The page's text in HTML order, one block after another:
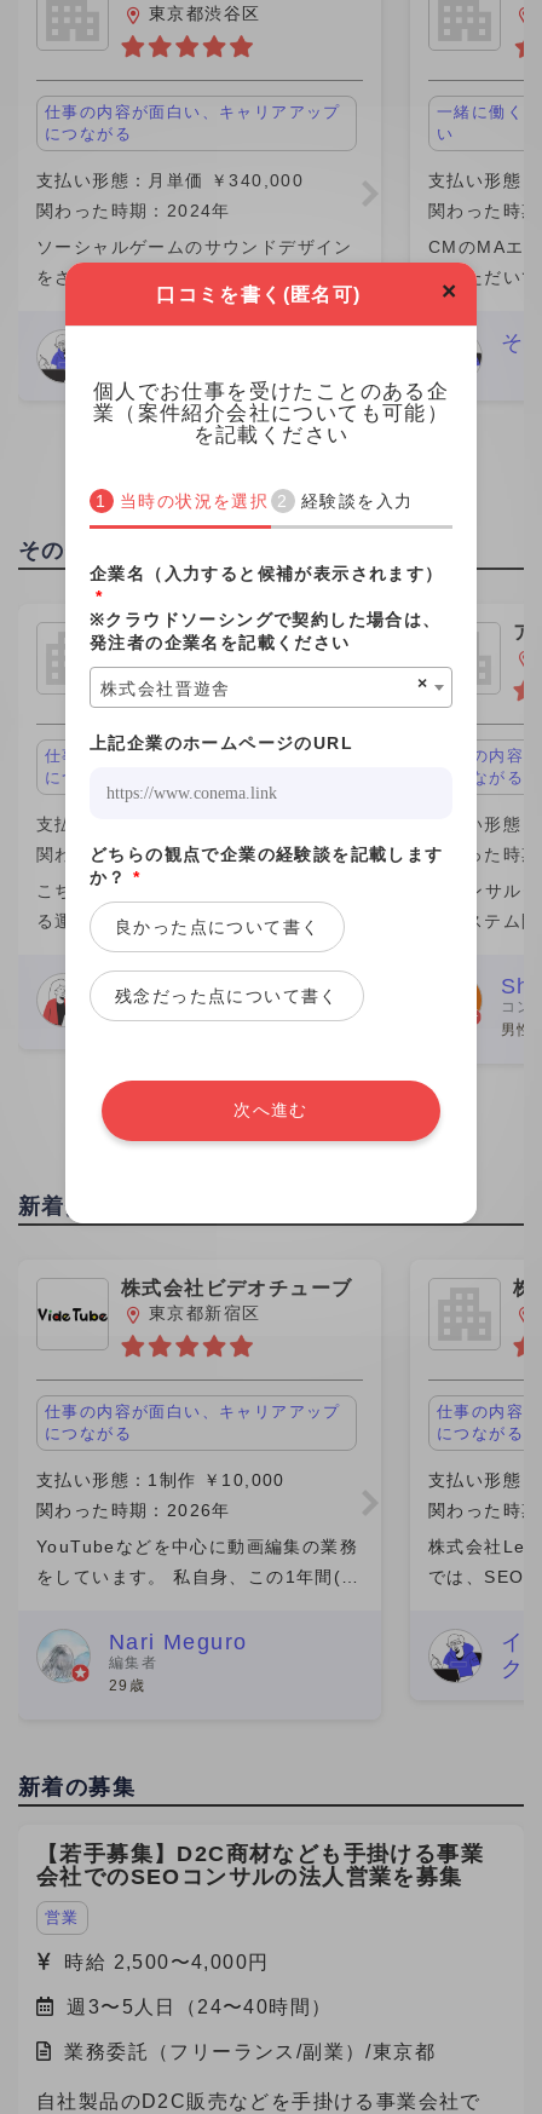
東京都渋谷区
仕事の内容が面白い、キャリアアップ
につながる
支払い形態：月単価 ￥340,000
関わった時期：2024年
ソーシャルゲームのサウンドデザイン
をさせていただいておりました。 有名
タイトルということもあり、様々な施
策にてサウンドデザインをさせていた
だき、 それが多くの方の目に留まるの
で大変刺激になりましたし、
一緒に働く
い
支払い形態
関わった時
CMのMAエ
ていただい
写、納品ま
CMは1日で
毎日違うス
そ
その他の職種の高単価企業
株式会社プログデンス
東京都千代田区
仕事の内容が面白い、キャリアアップ
につながる
支払い形態：月単価 ￥1,100,000
関わった時期：2023年
こちらの企業が他社から請け負ってい
る運用保守案件の業務を行なっていま
した。 こちらの企業の社員さん数名か
らなるチームの一員という形で、みな
さん親切でした。 こちらの社員さんと
Webデザイナー
女性
ア
仕事の内容
につながる
支払い形態
関わった時
ITコンサル
のシステム
が一番の魅
ムエンジニ
が、この案
コン
男性
新着投稿
株式会社ビデオチューブ
東京都新宿区
仕事の内容が面白い、キャリアアップ
につながる
支払い形態：1制作 ￥10,000
関わった時期：2026年
YouTubeなどを中心に動画編集の業務
をしています。 私自身、この1年間(仕
素直に嬉しいです。 そのきっかけをく
れたのがビデオチューブさんでした。
実は、最初にネット
Nari Meguro
編集者
29歳
株
ｈ
仕事の内容
につながる
支払い形態
関わった時
株式会社
では、SEO
ら分析改善
た。特に、
イ
ク
新着の募集
【若手募集】D2C商材なども手掛ける事業
会社でのSEOコンサルの法人営業を募集
営業
時給 2,500〜4,000円
週3〜5人日（24〜40時間）
業務委託（フリーランス/副業）/東京都
自社製品のD2C販売などを手掛ける事業会社で
×
口コミを書く(匿名可)
個人でお仕事を受けたことのある企
業（案件紹介会社についても可能）
を記載ください
当時の状況を選択 経験談を入力
企業名（入力すると候補が表示されます）
*
※クラウドソーシングで契約した場合は、
発注者の企業名を記載ください
×
株式会社晋遊舎
上記企業のホームページのURL
どちらの観点で企業の経験談を記載します
か？
*
良かった点について書く
残念だった点について書く
次へ進む